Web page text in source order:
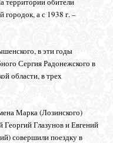
городок, а с 1938 г. –
в эти годы
Сергия Радонежского в
области, в трех
Марка (Лозинского)
Глазунов и Евгений
совершили поездку в